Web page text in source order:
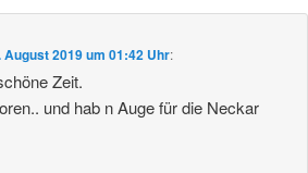
August 2019 um 01:42 Uhr:
Zeit.
und hab n Auge für die Neckar